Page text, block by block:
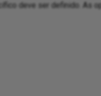
deve ser definido. As